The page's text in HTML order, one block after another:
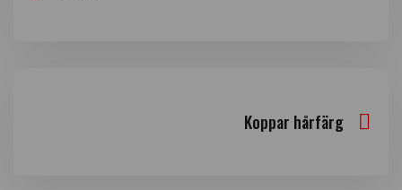
Koppar hårfärg